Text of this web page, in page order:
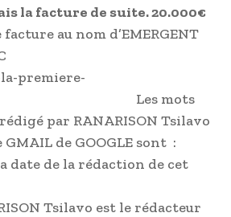
la facture de suite. 20.000€
facture au nom d’EMERGENT
Les mots
par RANARISON Tsilavo
de GOOGLE sont :
date de la rédaction de cet
Tsilavo est le rédacteur